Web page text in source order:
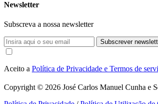
Newsletter
Subscreva a nossa newsletter
Subscrever
Aceito a Política de Privacidade e Termos de
Copyright © 2026 José Carlos Manuel Cunha e